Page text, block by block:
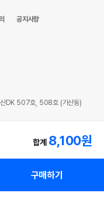
3.08%
0.38%
0%
합계 8,100원
구매하기
공지사항
산DK 507호, 508호 (가산동)